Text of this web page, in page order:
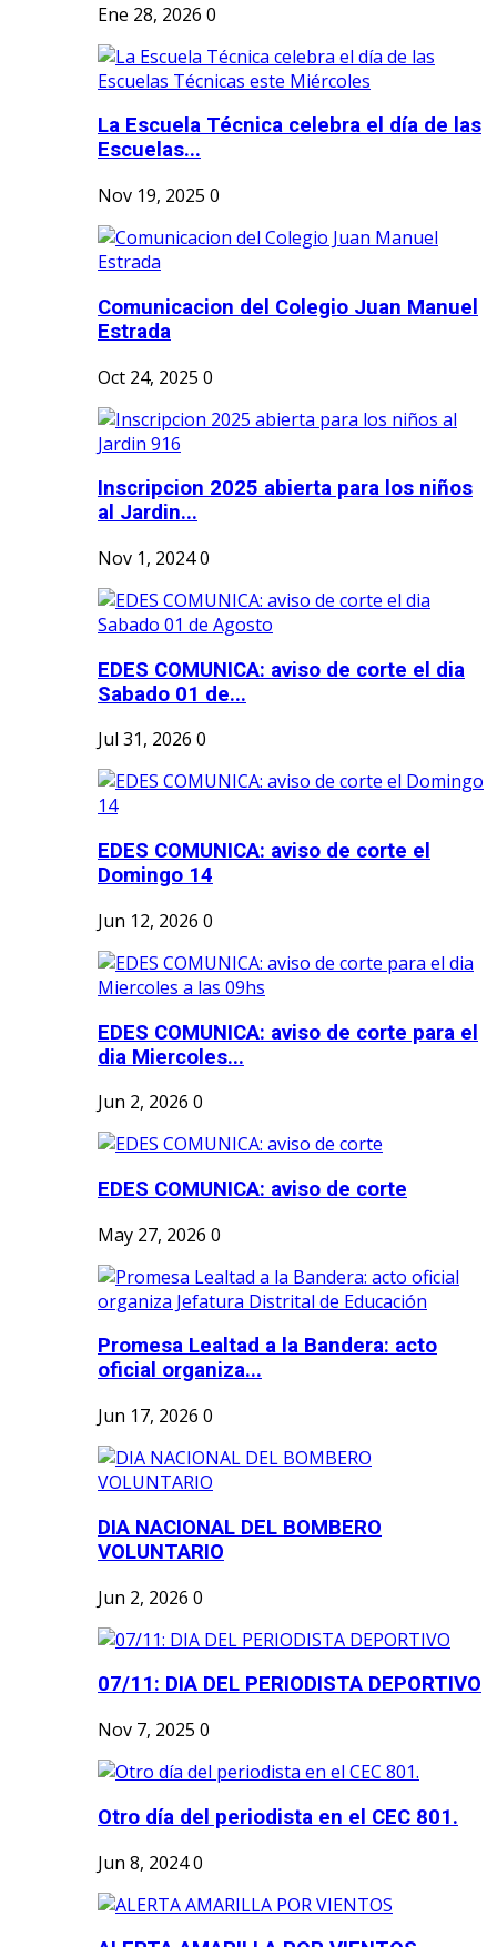
Ene 28, 2026 0
La Escuela Técnica celebra el día de las
Escuelas...
Nov 19, 2025 0
Comunicacion del Colegio Juan Manuel
Estrada
Oct 24, 2025 0
Inscripcion 2025 abierta para los niños
al Jardin...
Nov 1, 20240
EDES COMUNICA: aviso de corte el dia
Sabado 01 de...
Jul 31, 2026 0
EDES COMUNICA: aviso de corte el
Domingo 14
Jun 12, 2026 0
EDES COMUNICA: aviso de corte para el
dia Miercoles...
Jun 2, 2026 0
EDES COMUNICA: aviso de corte
May 27, 2026 0
Promesa Lealtad a la Bandera: acto
oficial organiza...
Jun 17, 2026 0
DIA NACIONAL DEL BOMBERO
VOLUNTARIO
Jun 2, 2026 0
07/11: DIA DEL PERIODISTA DEPORTIVO
Nov 7, 2025 0
Otro día del periodista en el CEC 801.
Jun 8, 20240